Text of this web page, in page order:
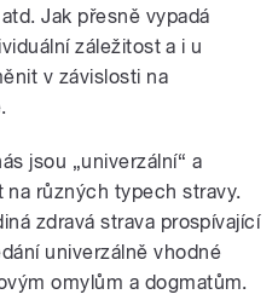
Jak přesně vypadá
záležitost a i u
v závislosti na
jsou „univerzální“ a
různých typech stravy.
zdravá strava prospívající
univerzálně vhodné
omylům a dogmatům.